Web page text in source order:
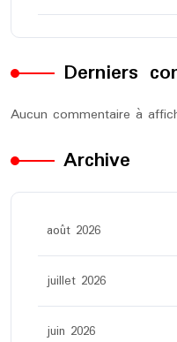
Derniers
Aucun commentaire à
Archive
août 2026
juillet 2026
juin 2026